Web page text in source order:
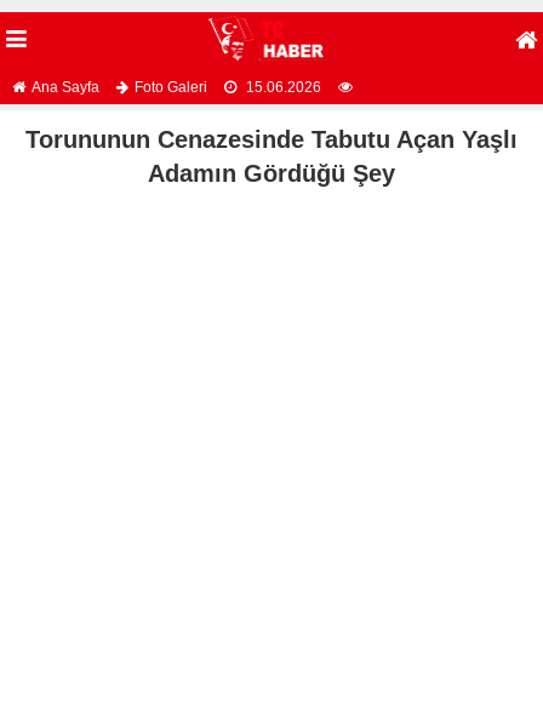
Ana Sayfa Foto Galeri 15.06.2026
Torununun Cenazesinde Tabutu Açan Yaşlı
Adamın Gördüğü Şey